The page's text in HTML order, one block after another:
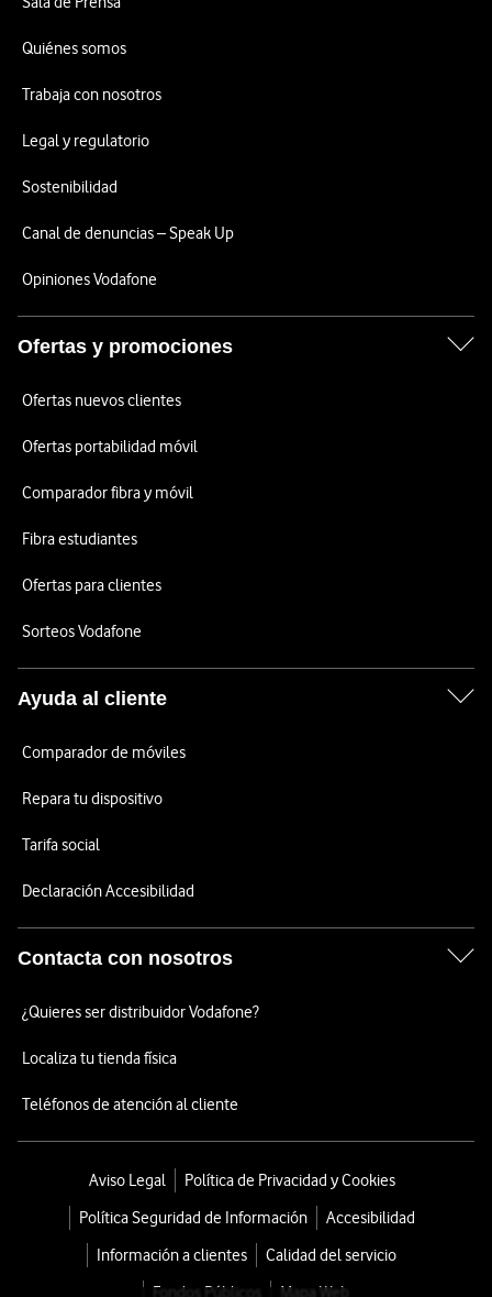
Quiénes somos
Trabaja con nosotros
Legal y regulatorio
Sostenibilidad
Canal de denuncias – Speak Up
Opiniones Vodafone
Ofertas y promociones
Ofertas nuevos clientes
Ofertas portabilidad móvil
Comparador fibra y móvil
Fibra estudiantes
Ofertas para clientes
Sorteos Vodafone
Ayuda al cliente
Comparador de móviles
Repara tu dispositivo
Tarifa social
Declaración Accesibilidad
Contacta con nosotros
¿Quieres ser distribuidor Vodafone?
Localiza tu tienda física
Teléfonos de atención al cliente
Aviso Legal
Política de Privacidad y Cookies
Política Seguridad de Información
Accesibilidad
Información a clientes
Calidad del servicio
Fondos Públicos
Mapa Web